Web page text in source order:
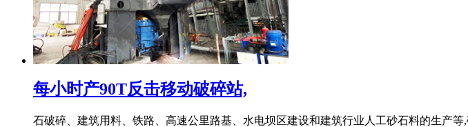
每小时产90T反击移动破碎站,
石破碎、建筑用料、铁路、高速公里路基、水电坝区建设和建筑行业人工砂石料的生产